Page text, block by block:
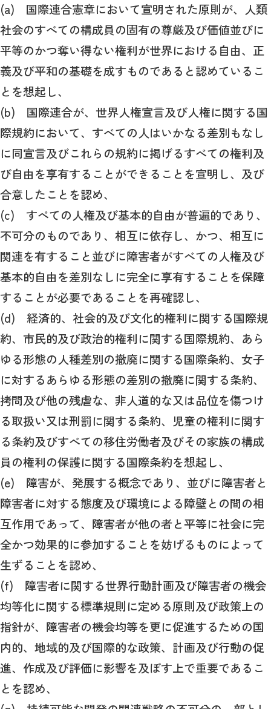
(a) 国際連合憲章において宣明された原則が、人類
社会のすべての構成員の固有の尊厳及び価値並びに
平等のかつ奪い得ない権利が世界における自由、正
義及び平和の基礎を成すものであると認めているこ
とを想起し、
(b) 国際連合が、世界人権宣言及び人権に関する国
際規約において、すべての人はいかなる差別もなし
に同宣言及びこれらの規約に掲げるすべての権利及
び自由を享有することができることを宣明し、及び
合意したことを認め、
(c) すべての人権及び基本的自由が普遍的であり、
不可分のものであり、相互に依存し、かつ、相互に
関連を有すること並びに障害者がすべての人権及び
基本的自由を差別なしに完全に享有することを保障
することが必要であることを再確認し、
(d) 経済的、社会的及び文化的権利に関する国際規
約、市民的及び政治的権利に関する国際規約、あら
ゆる形態の人種差別の撤廃に関する国際条約、女子
に対するあらゆる形態の差別の撤廃に関する条約、
拷問及び他の残虐な、非人道的な又は品位を傷つけ
る取扱い又は刑罰に関する条約、児童の権利に関す
る条約及びすべての移住労働者及びその家族の構成
員の権利の保護に関する国際条約を想起し、
(e) 障害が、発展する概念であり、並びに障害者と
障害者に対する態度及び環境による障壁との間の相
互作用であって、障害者が他の者と平等に社会に完
全かつ効果的に参加することを妨げるものによって
生ずることを認め、
(f) 障害者に関する世界行動計画及び障害者の機会
均等化に関する標準規則に定める原則及び政策上の
指針が、障害者の機会均等を更に促進するための国
内的、地域的及び国際的な政策、計画及び行動の促
進、作成及び評価に影響を及ぼす上で重要であるこ
とを認め、